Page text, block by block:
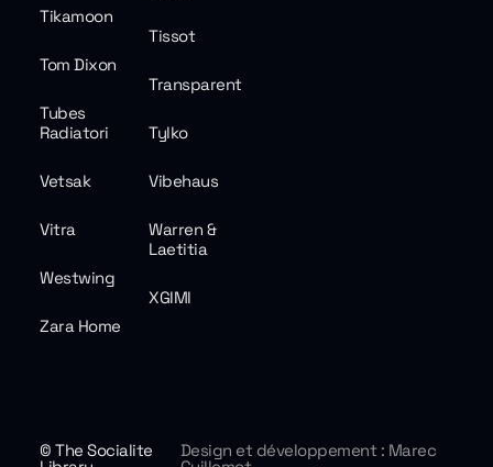
Tikamoon
Tissot
Tom Dixon
Transparent
Tubes
Radiatori
Tylko
Vetsak Vibehaus
Vitra
Warren &
Laetitia
Westwing
XGIMI
Zara Home
© The Socialite Design et développement : Marec